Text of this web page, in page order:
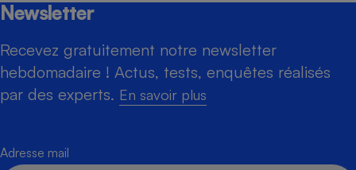
Newsletter
Recevez gratuitement notre newsletter
hebdomadaire ! Actus, tests, enquêtes réalisés
par des experts. En savoir plus
Adresse mail